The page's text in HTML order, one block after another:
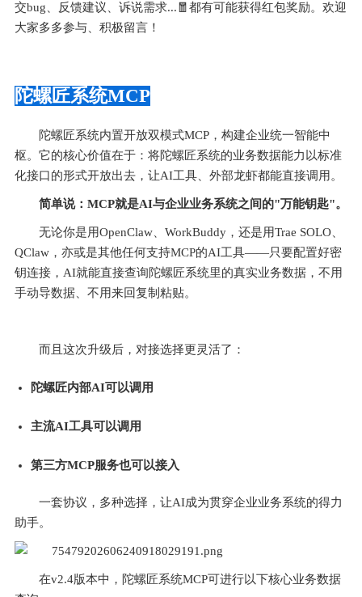
交bug、反馈建议、诉说需求...🧧都有可能获得红包奖励。欢迎
大家多多参与、积极留言！
陀螺匠系统MCP
陀螺匠系统内置开放双模式MCP，构建企业统一智能中
枢。它的核心价值在于：将陀螺匠系统的业务数据能力以标准
化接口的形式开放出去，让AI工具、外部龙虾都能直接调用。
简单说：MCP就是AI与企业业务系统之间的"万能钥匙"。
无论你是用OpenClaw、WorkBuddy，还是用Trae SOLO、
QClaw，亦或是其他任何支持MCP的AI工具——只要配置好密
钥连接，AI就能直接查询陀螺匠系统里的真实业务数据，不用
手动导数据、不用来回复制粘贴。
而且这次升级后，对接选择更灵活了：
陀螺匠内部AI可以调用
主流AI工具可以调用
第三方MCP服务也可以接入
一套协议，多种选择，让AI成为贯穿企业业务系统的得力
助手。
在v2.4版本中，陀螺匠系统MCP可进行以下核心业务数据